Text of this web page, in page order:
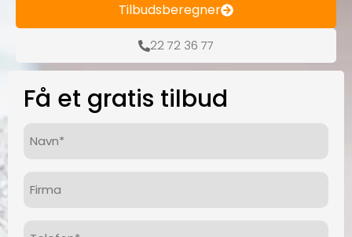
Tilbudsberegner
22 72 36 77
Få et gratis tilbud
(Påkrævet)